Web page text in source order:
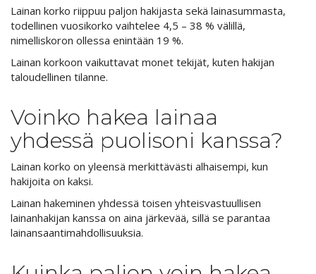
Lainan korko riippuu paljon hakijasta sekä lainasummasta,
todellinen vuosikorko vaihtelee 4,5 – 38 % välillä,
nimelliskoron ollessa enintään 19 %.
Lainan korkoon vaikuttavat monet tekijät, kuten hakijan
taloudellinen tilanne.
Voinko hakea lainaa
yhdessä puolisoni kanssa?
Lainan korko on yleensä merkittävästi alhaisempi, kun
hakijoita on kaksi.
Lainan hakeminen yhdessä toisen yhteisvastuullisen
lainanhakijan kanssa on aina järkevää, sillä se parantaa
lainansaantimahdollisuuksia.